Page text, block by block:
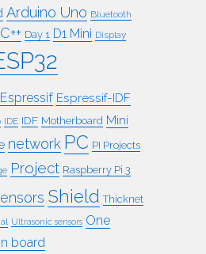
Arduino Uno Bluetooth
Day 1 D1 Mini Display
Espressif Espressif-IDF
IDE IDF Motherboard Mini
network PC PI Projects
Project Raspberry Pi 3
Shield Thicknet
Ultrasonic sensors One
board